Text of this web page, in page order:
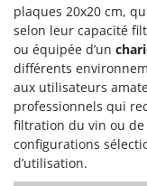
plaques 20x20 cm,
selon leur capacité
ou équipée d’un
différents
aux utilisateurs
professionnels qui
filtration du vin ou de
configurations
d’utilisation.